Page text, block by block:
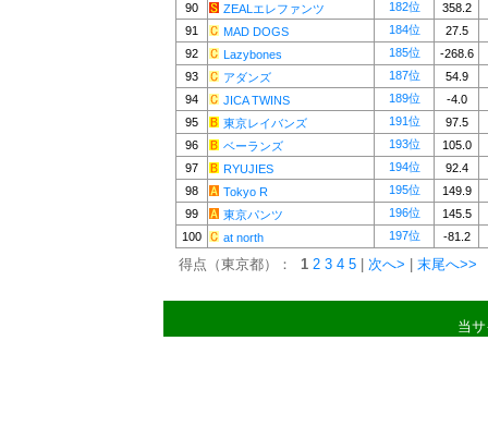
90
ZEALエレファンツ 182位
358.2
91
MAD DOGS 184位
27.5
92
Lazybones 185位
-268.6
93
アダンズ 187位
54.9
94
JICA TWINS 189位
-4.0
95
東京レイバンズ 191位
97.5
96
ベーランズ 193位
105.0
97
RYUJIES 194位
92.4
98
Tokyo R 195位
149.9
99
東京パンツ 196位
145.5
100
at north 197位 -81.2
得点（東京都）： 1 2 3 4 5 次へ> 末尾へ>>
当